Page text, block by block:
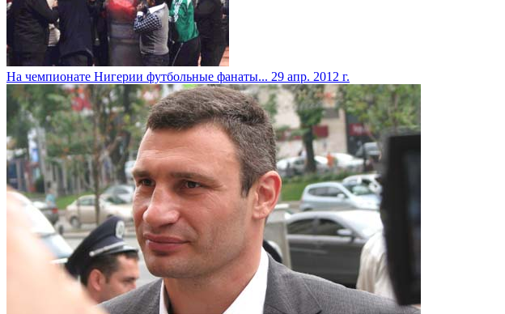
На чемпионате Нигерии футбольные фанаты... 29 апр. 2012 г.